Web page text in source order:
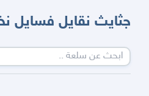
جثايث نقايل فسايل